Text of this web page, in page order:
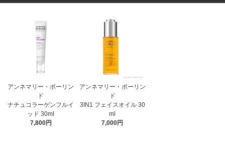
アンネマリー・ボーリン
ド
ナチュコラーゲンフルイ
ッド 30ml
7,800円
アンネマリー・ボーリン
ド
3IN1 フェイスオイル 30
ml
7,000円